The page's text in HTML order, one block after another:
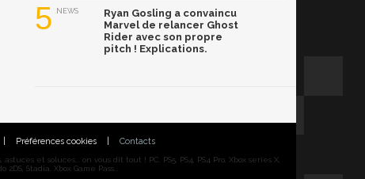
5 NEWS
Ryan Gosling a convaincu
Marvel de relancer Ghost
Rider avec son propre
pitch ! Explications.
Préférences cookies Contacts
et soluces... on vous dit tout ! PC, PS5, PS4, PS4 Pro, Xbox series X,
Stadia, Xbox Game Pass...